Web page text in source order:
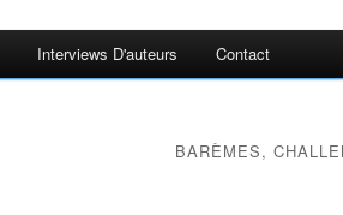
Interviews D'auteurs Contact
BARÈMES,